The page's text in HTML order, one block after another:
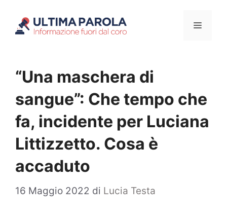
Menu
“Una maschera di
sangue”: Che tempo che
fa, incidente per Luciana
Littizzetto. Cosa è
accaduto
16 Maggio 2022 di Lucia Testa